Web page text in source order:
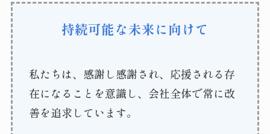
持続可能な未来に向けて
私たちは、感謝し感謝され、応援される存
在になることを意識し、会社全体で常に改
善を追求しています。